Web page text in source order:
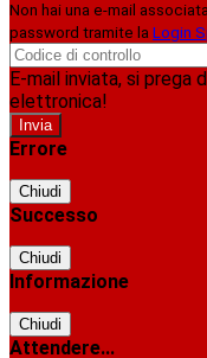
Non hai una e-mail
password tramite la Login
E-mail inviata, si
elettronica!
Errore
Chiudi
Successo
Chiudi
Informazione
Chiudi
Attendere...